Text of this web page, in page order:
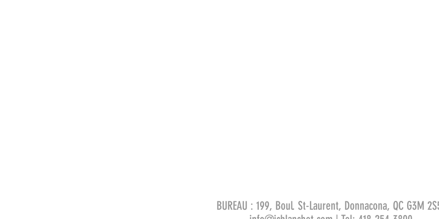
BUREAU : 199, Boul. St-Laurent, Donnacona, QC G3M